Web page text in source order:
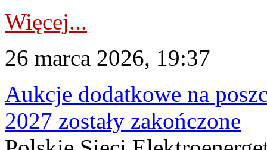
Więcej...
26 marca 2026, 19:37
Aukcje dodatkowe na
2027 zostały zakończone